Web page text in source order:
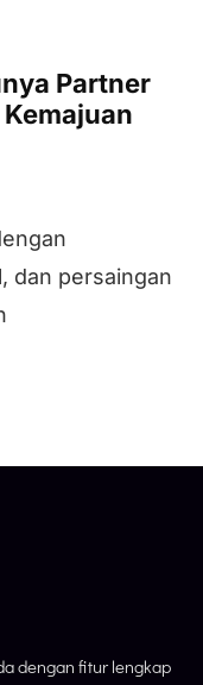
Partner
dan persaingan
dengan fitur lengkap